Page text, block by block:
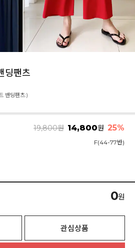
딩팬츠
밴딩팬츠:)
19,800원 14,800원 25%
F(44-77반)
0원
관심상품